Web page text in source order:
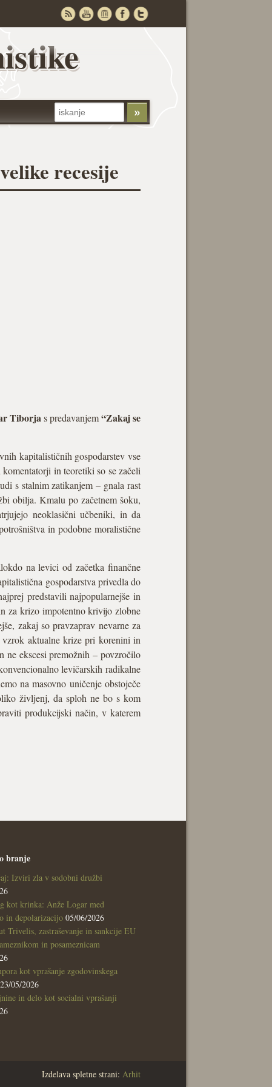
recesije
Tiborjas predavanjem“Zakaj se
kapitalističnih gospodarstev vse
in teoretiki so se začeli
s stalnim zatikanjem – gnala rast
obilja. Kmalu po začetnem šoku,
neoklasični učbeniki, in da
in podobne moralistične
na levici od začetka finančne
gospodarstva privedla do
predstavili najpopularnejše in
za krizo impotentno krivijo zlobne
zakaj so pravzaprav nevarne za
vzrok aktualne krize pri korenini in
ne ekscesi premožnih – povzročilo
levičarskih radikalne
na masovno uničenje obstoječe
življenj, da sploh ne bo s kom
produkcijski način, v katerem
branje
Izviri zla v sodobni družbi
kot krinka: Anže Logar med
in depolarizacijo 05/06/2026
Trivelis, zastraševanje in sankcije EU
in posameznicam
kot vprašanje zgodovinskega
23/05/2026
in delo kot socialni vprašanji
Izdelava spletne strani: Arhit